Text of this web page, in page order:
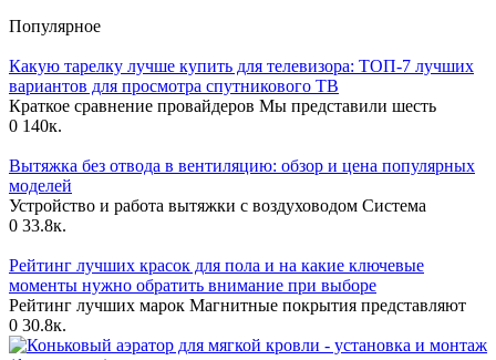
Популярное
Какую тарелку лучше купить для телевизора: ТОП-7 лучших
вариантов для просмотра спутникового ТВ
Краткое сравнение провайдеров Мы представили шесть
0 140к.
Вытяжка без отвода в вентиляцию: обзор и цена популярных
моделей
Устройство и работа вытяжки с воздуховодом Система
0 33.8к.
Рейтинг лучших красок для пола и на какие ключевые
моменты нужно обратить внимание при выборе
Рейтинг лучших марок Магнитные покрытия представляют
0 30.8к.